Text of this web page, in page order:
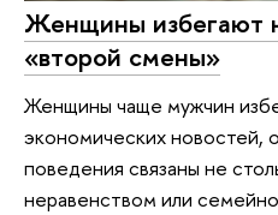
Женщины избегают
«второй смены»
Женщины чаще мужчин
экономических новостей,
поведения связаны не
неравенством или